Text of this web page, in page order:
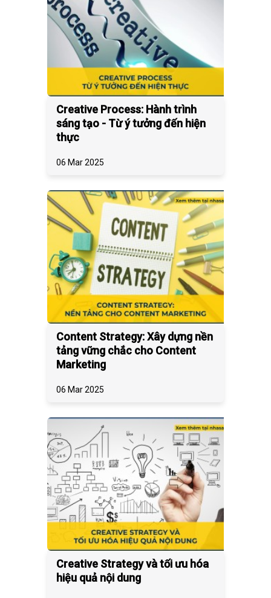
Creative Process: Hành trình
sáng tạo - Từ ý tưởng đến hiện
thực
06 Mar 2025
Content Strategy: Xây dựng nền
tảng vững chắc cho Content
Marketing
06 Mar 2025
Creative Strategy và tối ưu hóa
hiệu quả nội dung